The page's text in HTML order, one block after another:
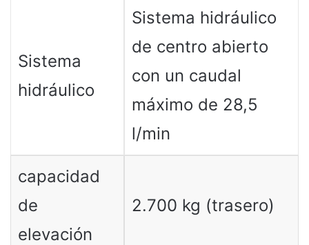
Sistema
hidráulico
Sistema hidráulico
de centro abierto
con un caudal
máximo de 28,5
l/min
capacidad
de
elevación
2.700 kg (trasero)